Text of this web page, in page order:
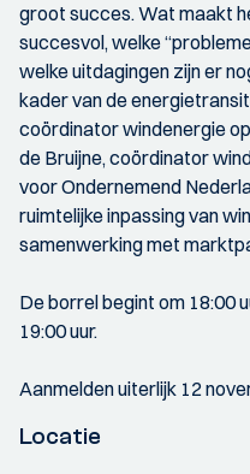
groot succes. Wat maakt
succesvol, welke
welke uitdagingen zijn er
kader van de
coördinator windenergie
de Bruijne, coördinator
voor Ondernemend
ruimtelijke inpassing van
samenwerking met
De borrel begint om 18:00
19:00 uur.
Aanmelden uiterlijk 12
Locatie